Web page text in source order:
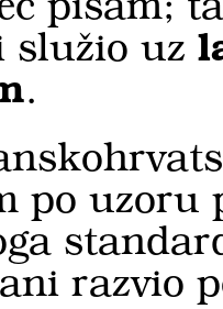
služio uz
.
po uzoru
razvio